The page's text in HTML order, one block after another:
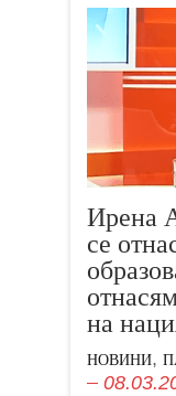
Ирена
се
на
НОВИНИ,